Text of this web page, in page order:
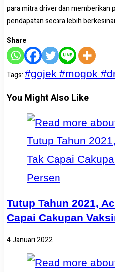
para mitra driver dan memberikan
pendapatan secara lebih
Share
Tags:#gojek #mogok
You Might Also Like
Tutup Tahun 2021,
Capai Cakupan
4 Januari 2022